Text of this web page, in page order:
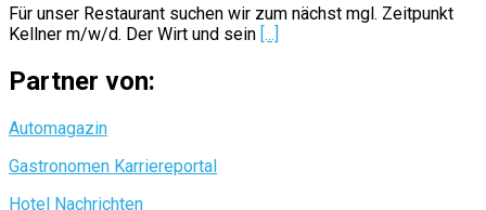
Für unser Restaurant suchen wir zum nächst mgl. Zeitpunkt
Kellner m/w/d. Der Wirt und sein [...]
Partner von:
Automagazin
Gastronomen Karriereportal
Hotel Nachrichten